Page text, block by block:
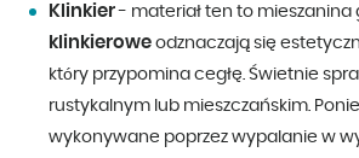
Klinkier- materiał ten to mieszanina
klinkierowe odznaczają się
który przypomina cegłę. Świetnie
rustykalnym lub mieszczańskim.
wykonywane poprzez wypalanie w